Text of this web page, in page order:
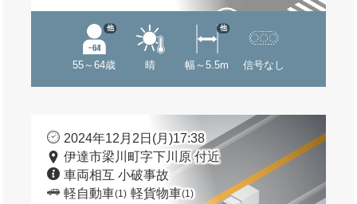
55～64歳
他
晴 幅～5.5m
他
信号なし
2024年12月2日(月)17:38
伊達市梁川町字下川原 付近
車両相互 小破事故
軽自動車(1) 軽貨物車(1)